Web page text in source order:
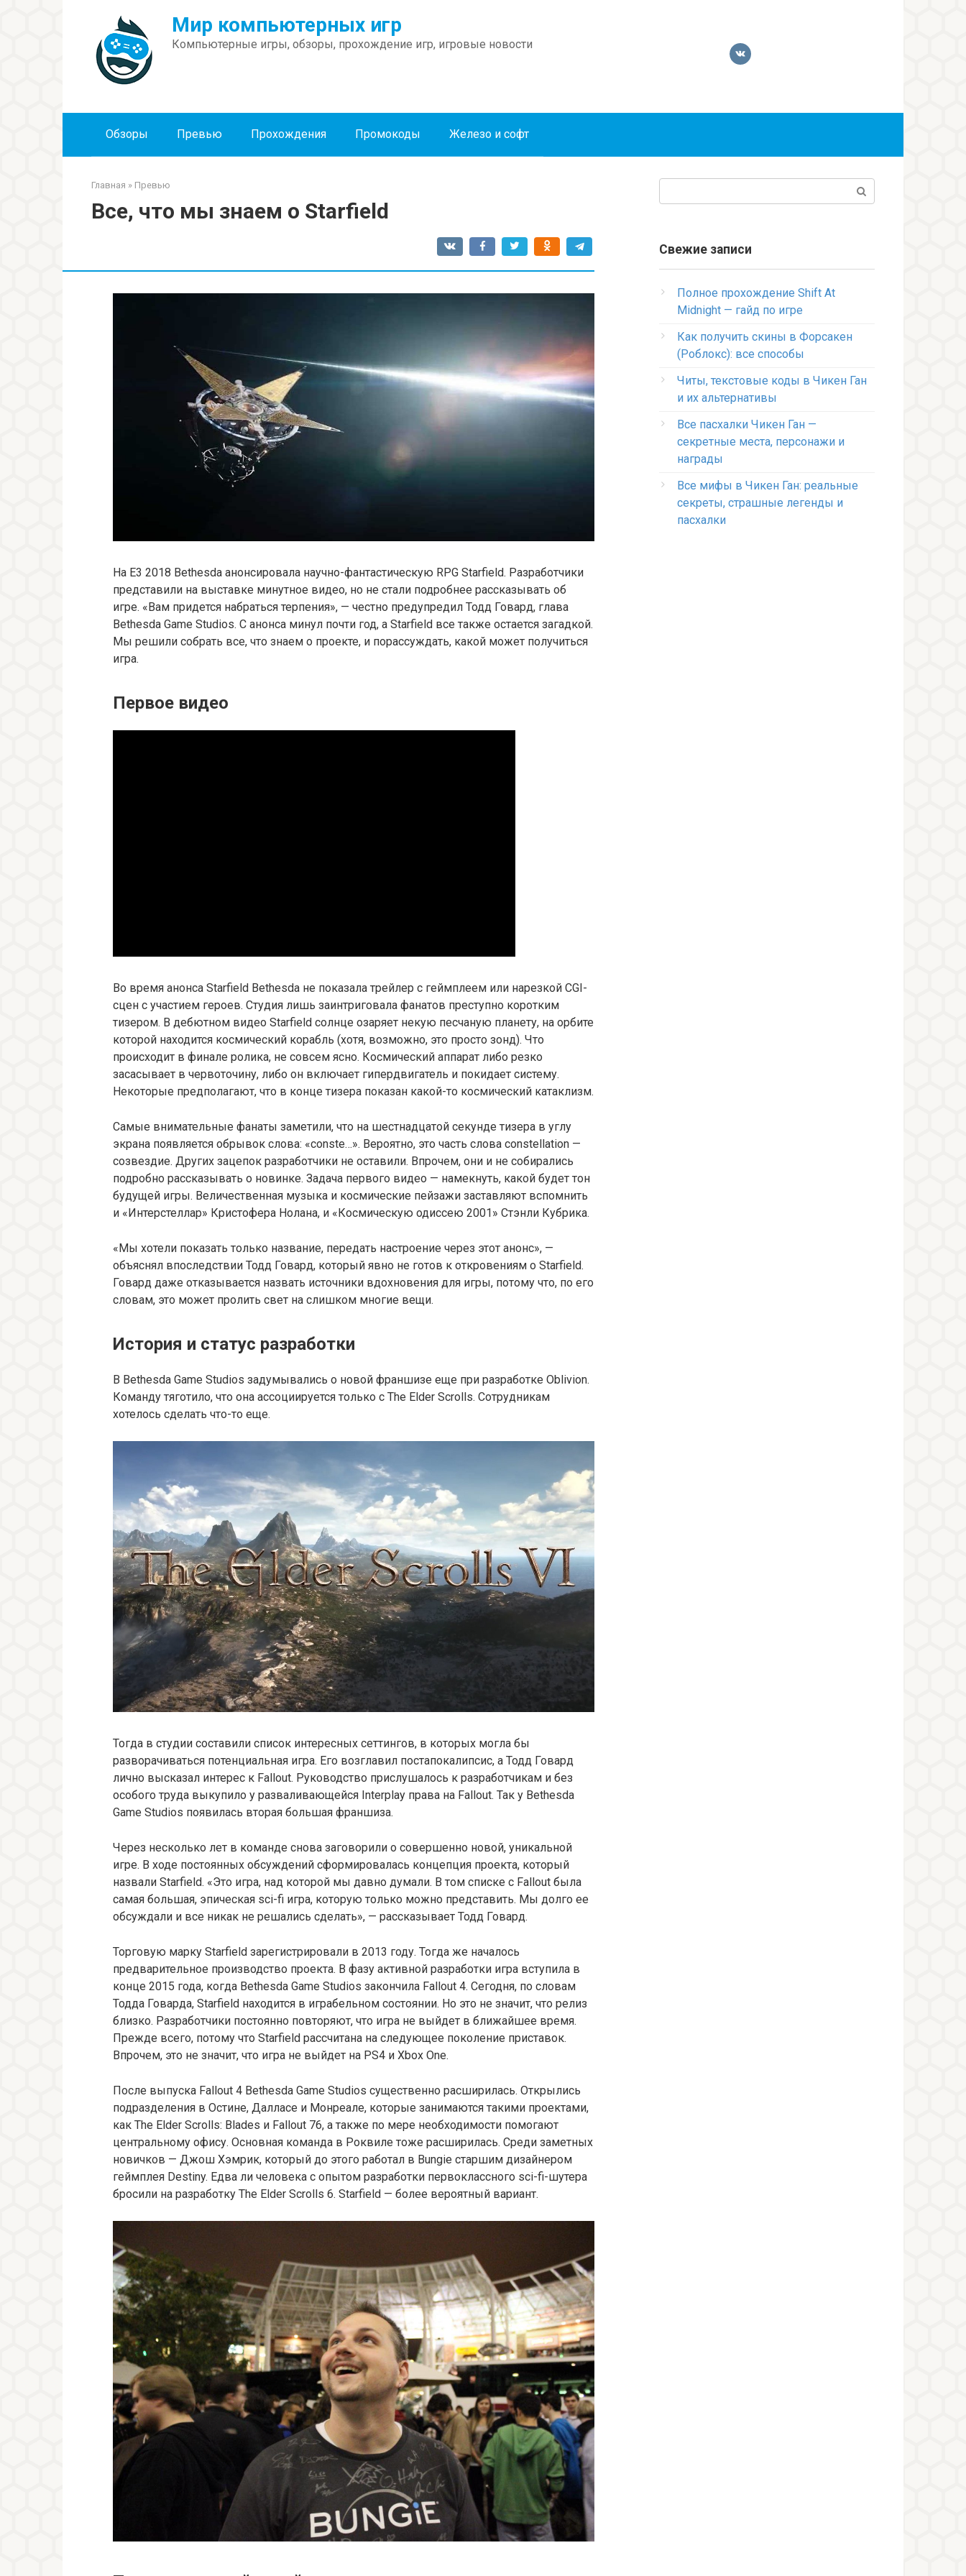
Мир компьютерных игр
Компьютерные игры, обзоры, прохождение игр, игровые новости
Обзоры Превью Прохождения Промокоды Железо и софт
Главная » Превью
Все, что мы знаем о Starfield
На Е3 2018 Bethesda анонсировала научно-фантастическую RPG Starfield. Разработчики
представили на выставке минутное видео, но не стали подробнее рассказывать об
игре. «Вам придется набраться терпения», — честно предупредил Тодд Говард, глава
Bethesda Game Studios. С анонса минул почти год, а Starfield все также остается загадкой.
Мы решили собрать все, что знаем о проекте, и порассуждать, какой может получиться
игра.
Первое видео
Во время анонса Starfield Bethesda не показала трейлер с геймплеем или нарезкой CGI-
сцен с участием героев. Студия лишь заинтриговала фанатов преступно коротким
тизером. В дебютном видео Starfield солнце озаряет некую песчаную планету, на орбите
которой находится космический корабль (хотя, возможно, это просто зонд). Что
происходит в финале ролика, не совсем ясно. Космический аппарат либо резко
засасывает в червоточину, либо он включает гипердвигатель и покидает систему.
Некоторые предполагают, что в конце тизера показан какой-то космический катаклизм.
Самые внимательные фанаты заметили, что на шестнадцатой секунде тизера в углу
экрана появляется обрывок слова: «conste…». Вероятно, это часть слова constellation —
созвездие. Других зацепок разработчики не оставили. Впрочем, они и не собирались
подробно рассказывать о новинке. Задача первого видео — намекнуть, какой будет тон
будущей игры. Величественная музыка и космические пейзажи заставляют вспомнить
и «Интерстеллар» Кристофера Нолана, и «Космическую одиссею 2001» Стэнли Кубрика.
«Мы хотели показать только название, передать настроение через этот анонс», —
объяснял впоследствии Тодд Говард, который явно не готов к откровениям о Starfield.
Говард даже отказывается назвать источники вдохновения для игры, потому что, по его
словам, это может пролить свет на слишком многие вещи.
История и статус разработки
В Bethesda Game Studios задумывались о новой франшизе еще при разработке Oblivion.
Команду тяготило, что она ассоциируется только с The Elder Scrolls. Сотрудникам
хотелось сделать что-то еще.
Тогда в студии составили список интересных сеттингов, в которых могла бы
разворачиваться потенциальная игра. Его возглавил постапокалипсис, а Тодд Говард
лично высказал интерес к Fallout. Руководство прислушалось к разработчикам и без
особого труда выкупило у разваливающейся Interplay права на Fallout. Так у Bethesda
Game Studios появилась вторая большая франшиза.
Через несколько лет в команде снова заговорили о совершенно новой, уникальной
игре. В ходе постоянных обсуждений сформировалась концепция проекта, который
назвали Starfield. «Это игра, над которой мы давно думали. В том списке с Fallout была
самая большая, эпическая sci-fi игра, которую только можно представить. Мы долго ее
обсуждали и все никак не решались сделать», — рассказывает Тодд Говард.
Торговую марку Starfield зарегистрировали в 2013 году. Тогда же началось
предварительное производство проекта. В фазу активной разработки игра вступила в
конце 2015 года, когда Bethesda Game Studios закончила Fallout 4. Сегодня, по словам
Тодда Говарда, Starfield находится в играбельном состоянии. Но это не значит, что релиз
близко. Разработчики постоянно повторяют, что игра не выйдет в ближайшее время.
Прежде всего, потому что Starfield рассчитана на следующее поколение приставок.
Впрочем, это не значит, что игра не выйдет на PS4 и Xbox One.
После выпуска Fallout 4 Bethesda Game Studios существенно расширилась. Открылись
подразделения в Остине, Далласе и Монреале, которые занимаются такими проектами,
как The Elder Scrolls: Blades и Fallout 76, а также по мере необходимости помогают
центральному офису. Основная команда в Роквиле тоже расширилась. Среди заметных
новичков — Джош Хэмрик, который до этого работал в Bungie старшим дизайнером
геймплея Destiny. Едва ли человека с опытом разработки первоклассного sci-fi-шутера
бросили на разработку The Elder Scrolls 6. Starfield — более вероятный вариант.
Свежие записи
Полное прохождение Shift At
Midnight — гайд по игре
Как получить скины в Форсакен
(Роблокс): все способы
Читы, текстовые коды в Чикен Ган
и их альтернативы
Все пасхалки Чикен Ган —
секретные места, персонажи и
награды
Все мифы в Чикен Ган: реальные
секреты, страшные легенды и
пасхалки